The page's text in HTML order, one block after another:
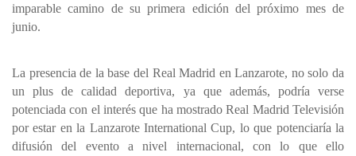
imparable camino de su primera edición del próximo mes de
junio.
La presencia de la base del Real Madrid en Lanzarote, no solo da
un plus de calidad deportiva, ya que además, podría verse
potenciada con el interés que ha mostrado Real Madrid Televisión
por estar en la Lanzarote International Cup, lo que potenciaría la
difusión del evento a nivel internacional, con lo que ello